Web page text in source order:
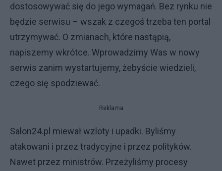
dostosowywać się do jego wymagań. Bez rynku nie
będzie serwisu – wszak z czegoś trzeba ten portal
utrzymywać. O zmianach, które nastąpią,
napiszemy wkrótce. Wprowadzimy Was w nowy
serwis zanim wystartujemy, żebyście wiedzieli,
czego się spodziewać.
Reklama
Salon24.pl miewał wzloty i upadki. Byliśmy
atakowani i przez tradycyjne i przez polityków.
Nawet przez ministrów. Przeżyliśmy procesy